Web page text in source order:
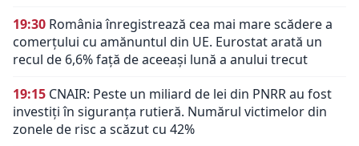
19:30 România înregistrează cea mai mare scădere a
comerțului cu amănuntul din UE. Eurostat arată un
recul de 6,6% față de aceeași lună a anului trecut
19:15 CNAIR: Peste un miliard de lei din PNRR au fost
investiți în siguranța rutieră. Numărul victimelor din
zonele de risc a scăzut cu 42%